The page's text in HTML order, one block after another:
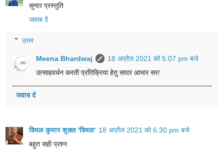
सुन्दर प्रस्तुति
जवाब दें
उत्तर
Meena Bhardwaj
18 अप्रैल 2021 को 5:07 pm बजे
उत्साहवर्धन करती प्रतिक्रिया हेतु सादर आभार सर!
जवाब दें
विमल कुमार शुक्ल 'विमल' 18 अप्रैल 2021 को 6:30 pm बजे
बहुत सही प्रश्न